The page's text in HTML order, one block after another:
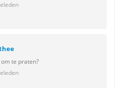
om te praten?